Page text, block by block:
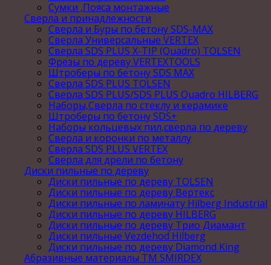
Сумки ,Пояса монтажные
Сверла и принадлежности
Сверла и Буры по бетону SDS-MAX
Сверла Универсальные VERTEX
Сверла SDS PLUS X-TIP (Quadro) TOLSEN
Фрезы по дереву VERTEXTOOLS
Штроберы по бетону SDS MAX
Сверла SDS PLUS TOLSEN
Сверла SDS PLUS/SDS PLUS Quadro HILBERG
Наборы,Сверла по стеклу и керамике
Штроберы по бетону SDS+
Наборы кольцевых пил,сверла по дереву
Сверла и коронки по металлу
Сверла SDS PLUS VERTEX
Сверла для дрели по бетону
Диски пильные по дереву
Диски пильные по дереву TOLSEN
Диски пильные по дереву Вертекс
Диски пильные по ламинату Hilberg Industrial
Диски пильные по дереву HILBERG
Диски пильные по дереву Трио Диамант
Диски пильные Vezdehod Hilberg
Диски пильные по дереву Diamond King
Абразивные материалы ТМ SMIRDEX